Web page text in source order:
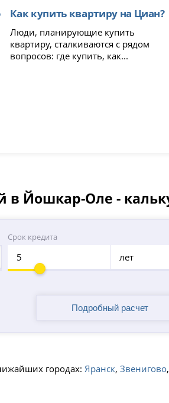
Как купить квартиру на Циан?
Люди, планирующие купить
квартиру, сталкиваются с рядом
вопросов: где купить, как...
в Йошкар-Оле -
Срок кредита
лет
городах: Яранск,Звенигово,